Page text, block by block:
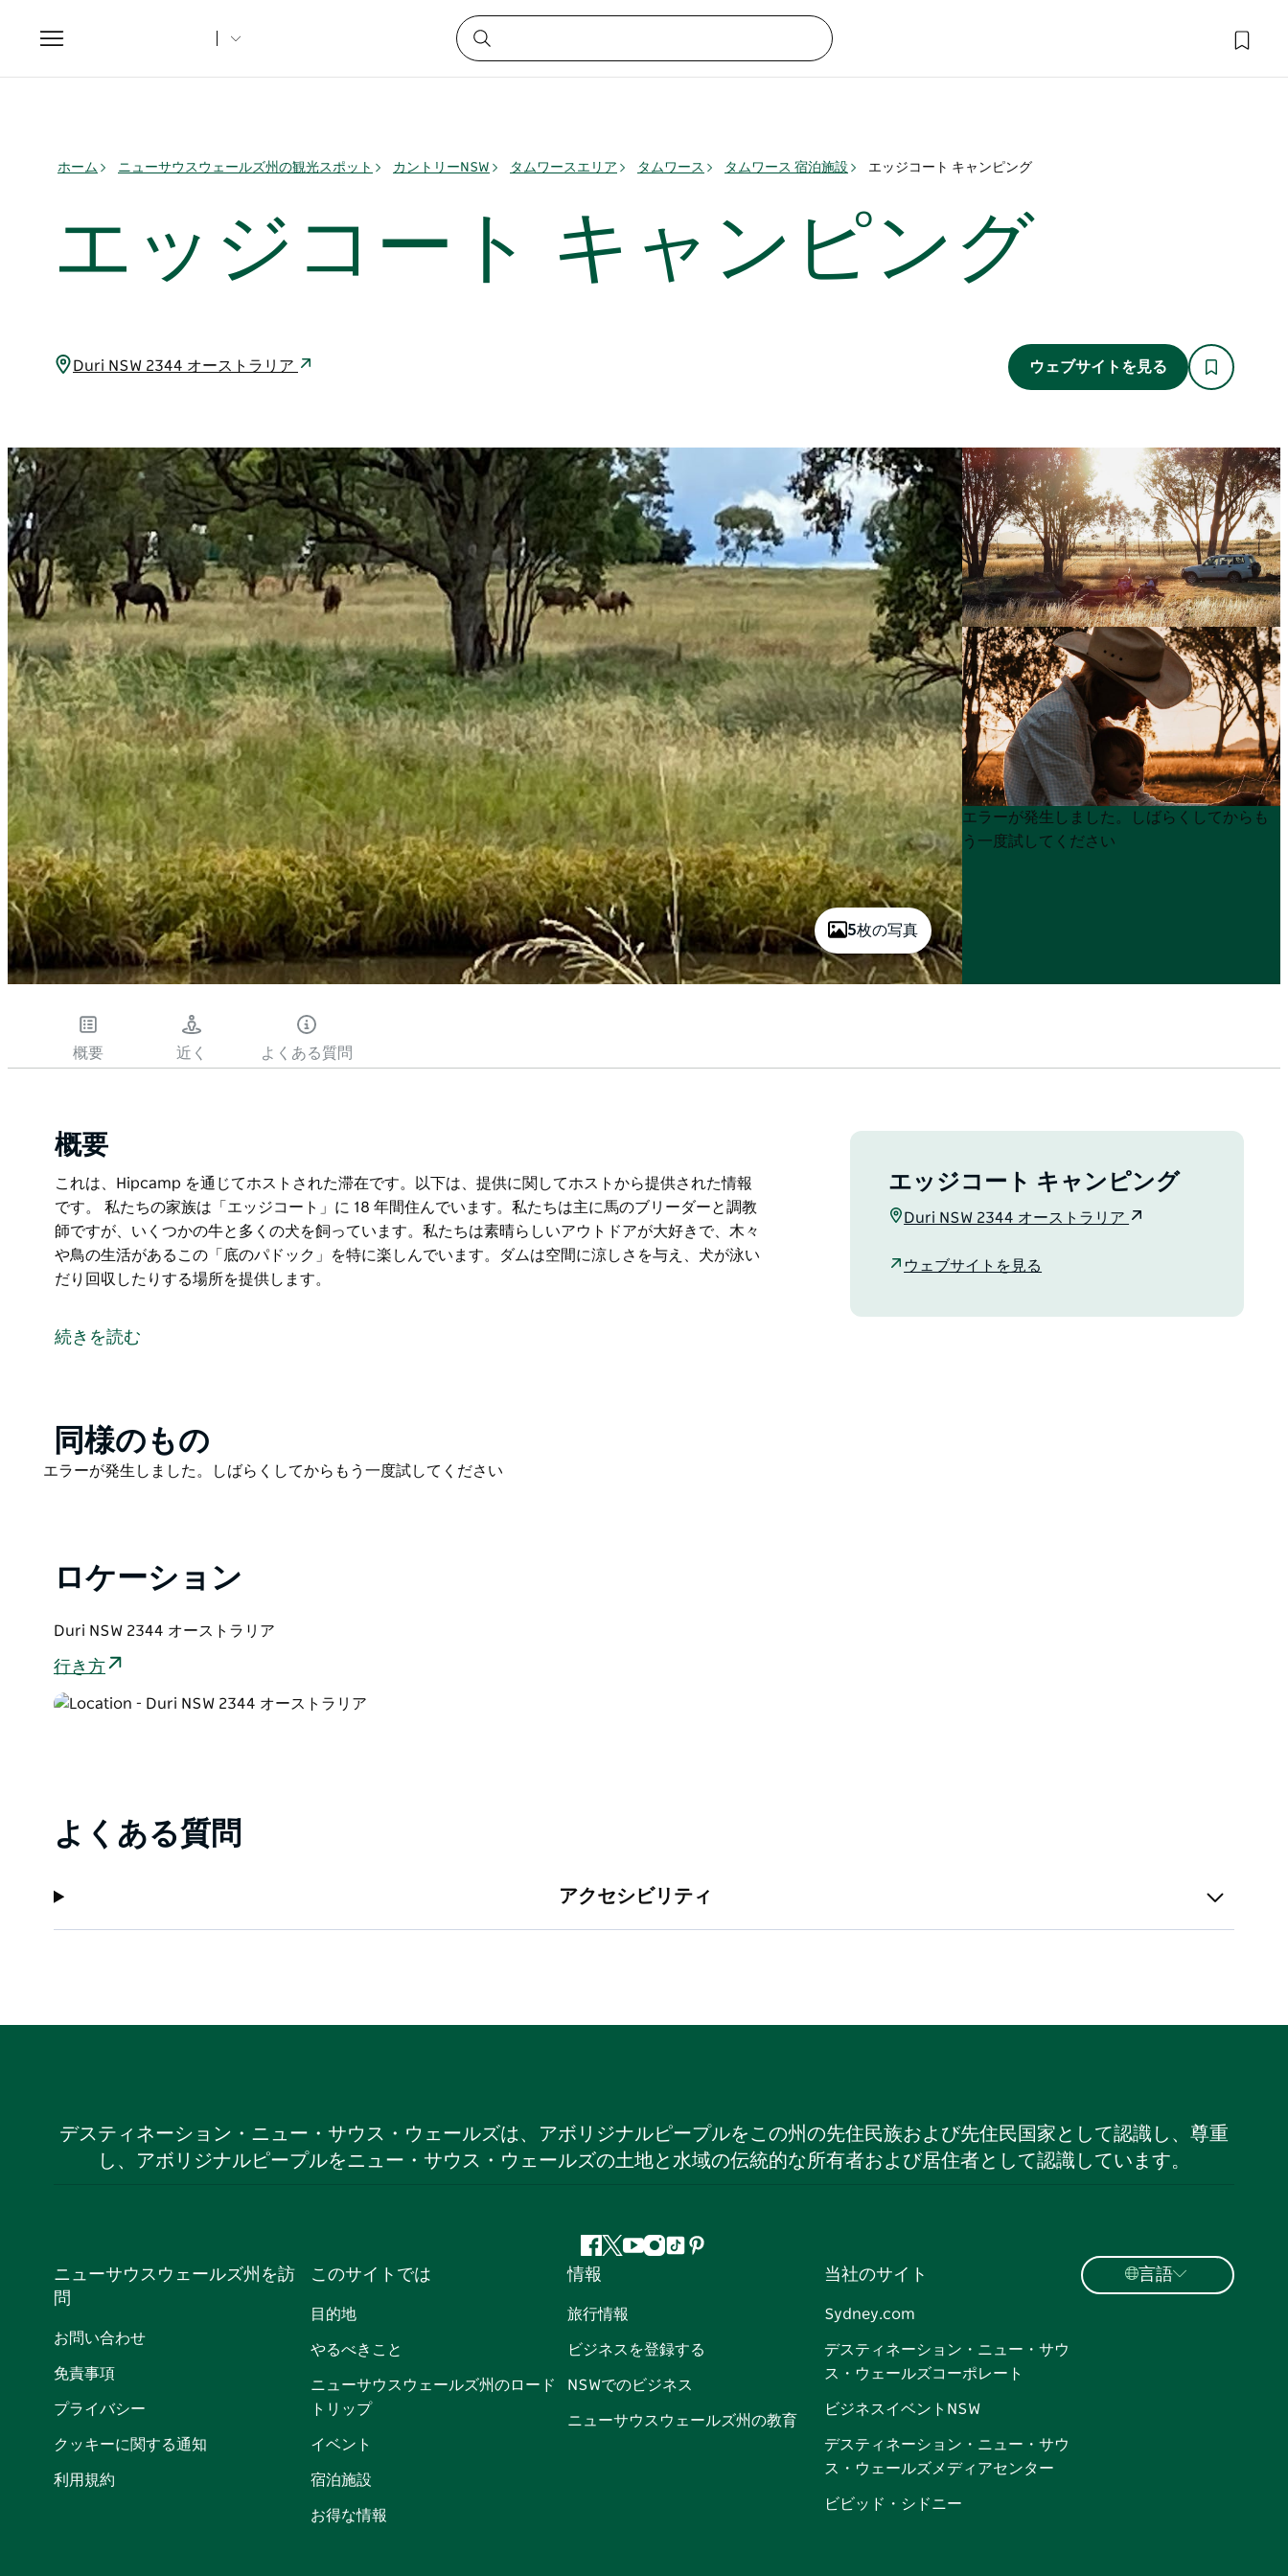
Toggle
navigation
ホーム ニューサウスウェールズ州の観光スポット カントリーNSW タムワースエリア タムワース タムワース 宿泊施設 エッジコート キャンピング
エッジコート キャンピング
Duri NSW 2344 オーストラリア ウェブサイトを見る
5枚の写真
Product
List
Product
List
エラーが発生しました。しばらくしてからも
う一度試してください
概要 近く よくある質問
概要
これは、Hipcamp を通じてホストされた滞在です。以下は、提供に関してホストから提供された情報
です。 私たちの家族は「エッジコート」に 18 年間住んでいます。私たちは主に馬のブリーダーと調教
師ですが、いくつかの牛と多くの犬を飼っています。私たちは素晴らしいアウトドアが大好きで、木々
や鳥の生活があるこの「底のパドック」を特に楽しんでいます。ダムは空間に涼しさを与え、犬が泳い
だり回収したりする場所を提供します。
です。
収したりする場所を提供します。
続きを読む
エッジコート キャンピング
Duri NSW 2344 オーストラリア
ウェブサイトを見る
Product
List
同様のもの
Product
エラーが発生しました。しばらくしてからもう一度試してください
ロケーション
Duri NSW 2344 オーストラリア
行き方
よくある質問
アクセシビリティ
デスティネーション・ニュー・サウス・ウェールズは、アボリジナルピープルをこの州の先住民族および先住民国家として認識し、尊重
し、アボリジナルピープルをニュー・サウス・ウェールズの土地と水域の伝統的な所有者および居住者として認識しています。
フ
ェ
イ
ブ
ッ
ツ
ッ
ー
ユ
ー
ブ
イ
グ
ラ
テ
ト
ピ
ス
ニューサウスウェールズ州を訪
問
お問い合わせ
免責事項
プライバシー
クッキーに関する通知
利用規約
このサイトでは
目的地
やるべきこと
ニューサウスウェールズ州のロード
トリップ
イベント
宿泊施設
お得な情報
情報
旅行情報
ビジネスを登録する
NSWでのビジネス
ニューサウスウェールズ州の教育
当社のサイト
Sydney.com
デスティネーション・ニュー・サウ
ス・ウェールズコーポレート
ビジネスイベントNSW
デスティネーション・ニュー・サウ
ス・ウェールズメディアセンター
ビビッド・シドニー
言語